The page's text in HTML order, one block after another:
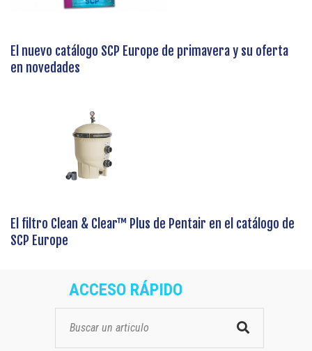
El nuevo catálogo SCP Europe de primavera y su oferta
en novedades
El filtro Clean & Clear™ Plus de Pentair en el catálogo de
SCP Europe
ACCESO RÁPIDO